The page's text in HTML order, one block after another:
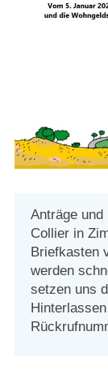
Strasburger
Ласкаво
(أوكرمارك)
Online-
Sprache/
Anträge und
Collier in
Briefkasten
werden
setzen uns